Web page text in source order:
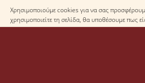
Χρησιμοποιούμε cookies για να σας
χρησιμοποιείτε τη σελίδα, θα υποθέσουμε πως